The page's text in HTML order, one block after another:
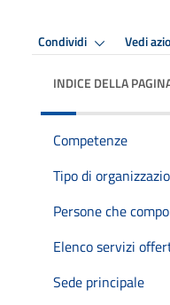
Condividi Vedi
INDICE DELLA
Competenze
Tipo di
Persone che
Elenco servizi
Sede principale